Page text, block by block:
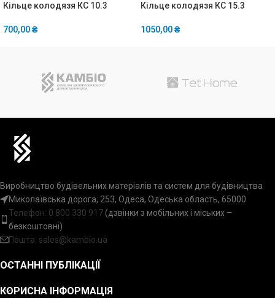
Кільце колодязя КС 10.3
700,00₴
Кільце колодязя КС 15.3
1050,00₴
Виробництво будівельних матеріалів та систем для будівництва
Миколаївська дорога, 253, Одеса, Одеська область, 65000
Телефон: 0 800 330 917(дзвінки з мобільних і міських –
безкоштовні)
Пошта: sales@kambio.ua
ОСТАННІ ПУБЛІКАЦІЇ
КОРИСНА ІНФОРМАЦІЯ